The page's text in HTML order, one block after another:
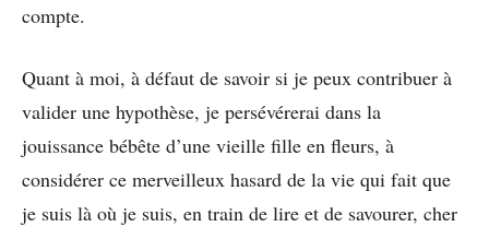
compte.
Quant à moi, à défaut de savoir si je peux contribuer à
valider une hypothèse, je persévérerai dans la
jouissance bébête d’une vieille fille en fleurs, à
considérer ce merveilleux hasard de la vie qui fait que
je suis là où je suis, en train de lire et de savourer, cher